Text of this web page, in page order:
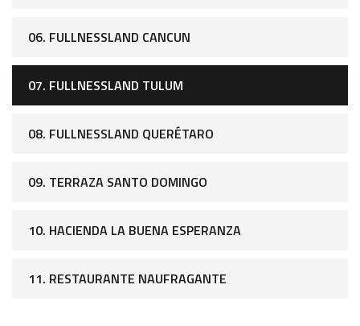
06. FULLNESSLAND CANCUN
07. FULLNESSLAND TULUM
08. FULLNESSLAND QUERÉTARO
09. TERRAZA SANTO DOMINGO
10. HACIENDA LA BUENA ESPERANZA
11. RESTAURANTE NAUFRAGANTE